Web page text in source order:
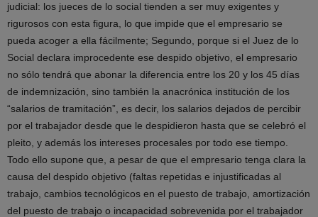
judicial: los jueces de lo social tienden a ser muy exigentes y
rigurosos con esta figura, lo que impide que el empresario se
pueda acoger a ella fácilmente; Segundo, porque si el Juez de lo
Social declara improcedente ese despido objetivo, el empresario
no sólo tendrá que abonar la diferencia entre los 20 y los 45 días
de indemnización, sino también la anacrónica institución de los
“salarios de tramitación”, es decir, los salarios dejados de percibir
por el trabajador desde que le despidieron hasta que se celebró el
pleito, y además los intereses procesales por todo ese tiempo.
Todo ello supone que, a pesar de que el empresario tenga clara la
causa del despido objetivo (faltas repetidas e injustificadas al
trabajo, cambios tecnológicos en el puesto de trabajo, amortización
del puesto de trabajo o incapacidad sobrevenida por el trabajador